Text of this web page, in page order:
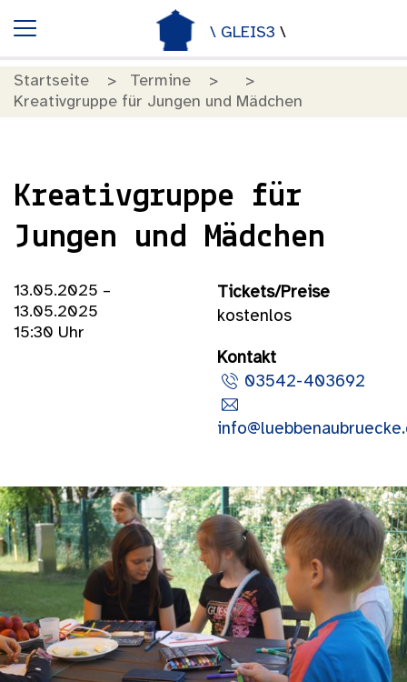
\ GLEIS3\
Startseite
Termine
Kreativgruppe für Jungen und Mädchen
Kreativgruppe für
Jungen und Mädchen
13.05.2025 –
13.05.2025
15:30 Uhr
Tickets/Preise
kostenlos
Kontakt
03542-403692